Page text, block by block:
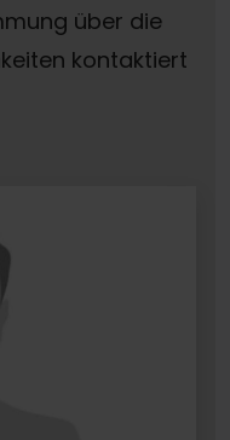
über die
kontaktiert